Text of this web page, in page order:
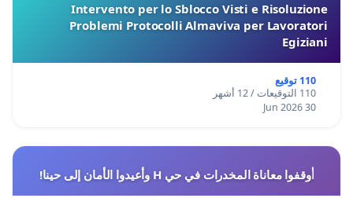
Intervento per lo Sblocco Visti e Risoluzione
Problemi Protocolli Almaviva per Lavoratori
Egiziani
110 توقيع
110 التوقيعات / 12 أشهر
30 Jun 2026
أوقفوا معاناة المخدرات في حي H وأعيدوا الأمان إلى حينا!